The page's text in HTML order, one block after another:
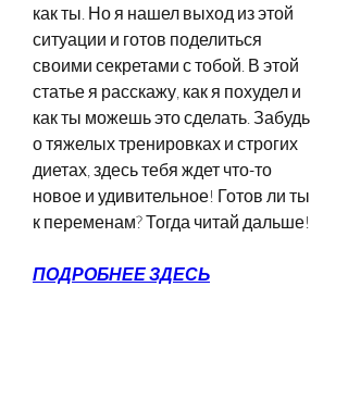
как ты. Но я нашел выход из этой
ситуации и готов поделиться
своими секретами с тобой. В этой
статье я расскажу, как я похудел и
как ты можешь это сделать. Забудь
о тяжелых тренировках и строгих
диетах, здесь тебя ждет что-то
новое и удивительное! Готов ли ты
к переменам? Тогда читай дальше!
ПОДРОБНЕЕ ЗДЕСЬ